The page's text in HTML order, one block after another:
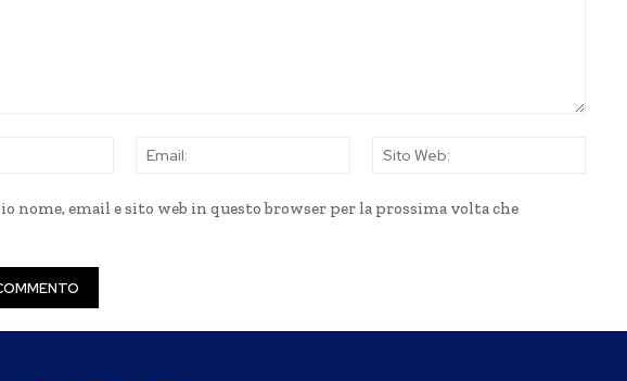
Nome: Email:
nome, email e sito web in questo browser per la prossima volta che